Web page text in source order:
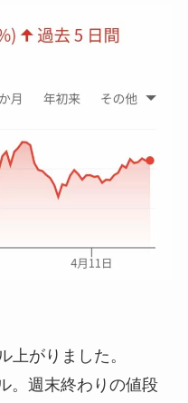
上がりました 。
。週末終わりの値段